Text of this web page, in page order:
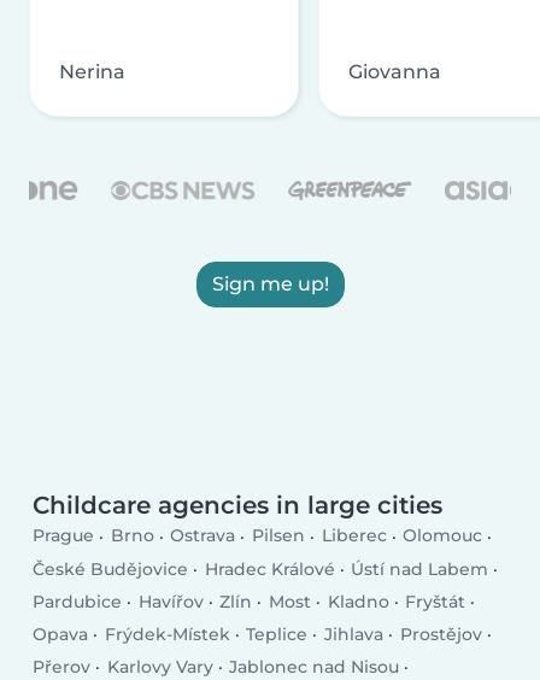
Nerina Giovanna
Sign me up!
Childcare agencies in large cities
Prague Brno Ostrava Pilsen Liberec
Olomouc
České Budějovice
Hradec Králové
Ústí nad Labem
Pardubice
Havířov Zlín Most Kladno
Fryštát
Opava
Frýdek-Místek Teplice Jihlava
Prostějov
Přerov
Karlovy Vary
Jablonec nad Nisou